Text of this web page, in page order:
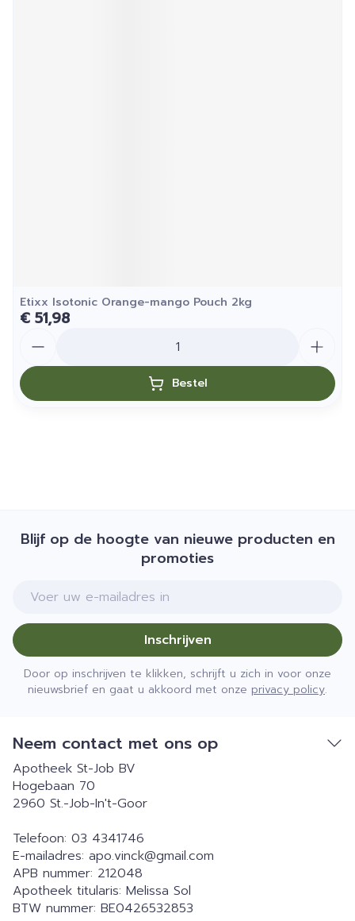
Etixx Isotonic Orange-mango Pouch 2kg
€ 51,98
Bestel
Blijf op de hoogte van nieuwe producten en
promoties
E-mail adres
Inschrijven
Door op inschrijven te klikken, schrijft u zich in voor onze
nieuwsbrief en gaat u akkoord met onze privacy policy.
Neem contact met ons op
Apotheek St-Job BV
Hogebaan 70
2960 St.-Job-In't-Goor
Telefoon: 03 4341746
E-mailadres: apo.vinck@gmail.com
APB nummer: 212048
Apotheek titularis: Melissa Sol
BTW nummer: BE0426532853